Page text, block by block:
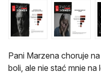
Pani Marzena choruje
boli, ale nie stać mnie